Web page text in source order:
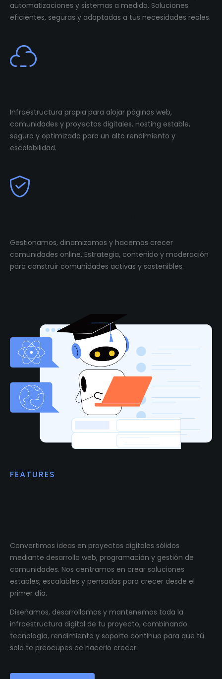
automatizaciones y sistemas a medida. Soluciones
eficientes, seguras y adaptadas a tus necesidades reales.
Infraestructura propia para alojar páginas web,
comunidades y proyectos digitales. Hosting estable,
seguro y optimizado para un alto rendimiento y
escalabilidad.
Gestionamos, dinamizamos y hacemos crecer
comunidades online. Estrategia, contenido y moderación
para construir comunidades activas y sostenibles.
FEATURES
Convertimos ideas en proyectos digitales sólidos
mediante desarrollo web, programación y gestión de
comunidades. Nos centramos en crear soluciones
estables, escalables y pensadas para crecer desde el
primer día.
Diseñamos, desarrollamos y mantenemos toda la
infraestructura digital de tu proyecto, combinando
tecnología, rendimiento y soporte continuo para que tú
solo te preocupes de hacerlo crecer.